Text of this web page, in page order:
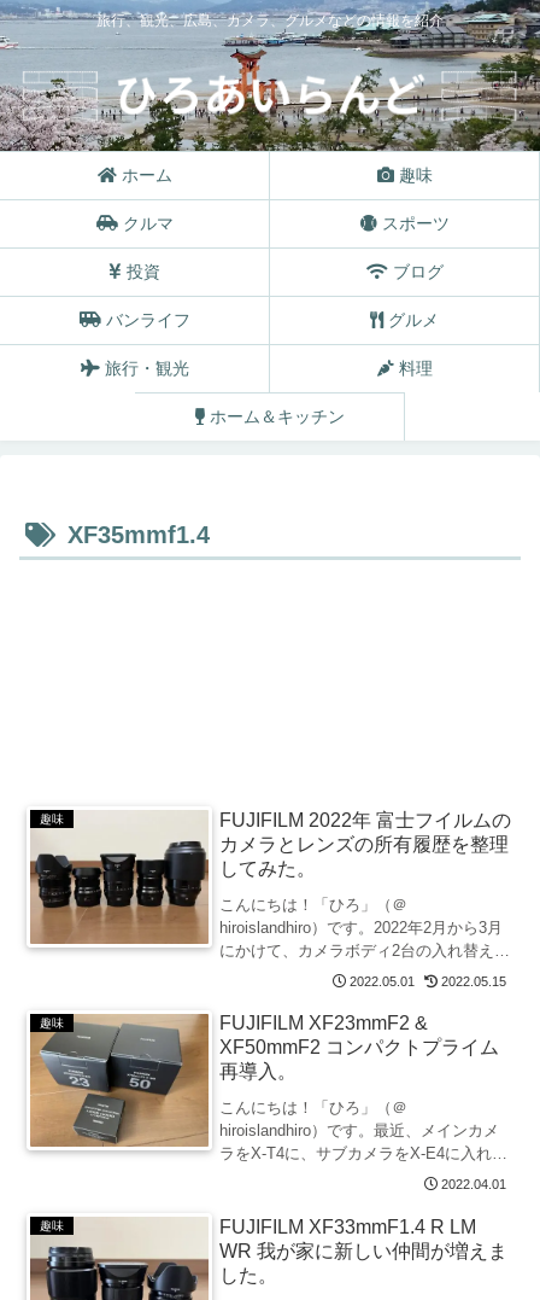
旅行、観光、広島、カメラ、グルメなどの情報を紹介
ホーム 趣味
クルマ スポーツ
投資 ブログ
バンライフ グルメ
旅行・観光 料理
ホーム＆キッチン
XF35mmf1.4
趣味
FUJIFILM 2022年 富士フイルムの
カメラとレンズの所有履歴を整理
してみた。
こんにちは！「ひろ」（＠
hiroislandhiro）です。2022年2月から3月
にかけて、カメラボディ2台の入れ替えと
それに伴う所有レンズの再整理を行いま
年から今年にかけての所有機材の変遷
を、備忘録とし...
2022.05.01 2022.05.15
趣味
FUJIFILM XF23mmF2 &
XF50mmF2 コンパクトプライム
再導入。
こんにちは！「ひろ」（＠
hiroislandhiro）です。最近、メインカメ
ラをX-T4に、サブカメラをX-E4に入れ替
え、新世代レンズ「XF33mm F1.4 R LM
金捻出のために、所有していたカ...
2022.04.01
趣味
FUJIFILM XF33mmF1.4 R LM
WR 我が家に新しい仲間が増えま
した。